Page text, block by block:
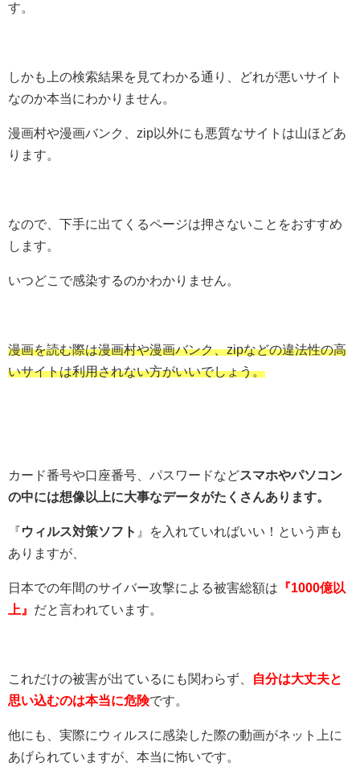
す。
しかも上の検索結果を見てわかる通り、どれが悪いサイト
なのか本当にわかりません。
漫画村や漫画バンク、zip以外にも悪質なサイトは山ほどあ
ります。
なので、下手に出てくるページは押さないことをおすすめ
します。
いつどこで感染するのかわかりません。
漫画を読む際は漫画村や漫画バンク、zipなどの違法性の高
いサイトは利用されない方がいいでしょう。
カード番号や口座番号、パスワードなどスマホやパソコン
の中には想像以上に大事なデータがたくさんあります。
『ウィルス対策ソフト 』を入れていればいい！という声も
ありますが、
日本での年間のサイバー攻撃による被害総額は 『1000億以
上』 だと言われています。
これだけの被害が出ているにも関わらず、
自分は大丈夫と
思い込むのは本当に危険です。
他にも、実際にウィルスに感染した際の動画がネット上に
あげられていますが、本当に怖いです。